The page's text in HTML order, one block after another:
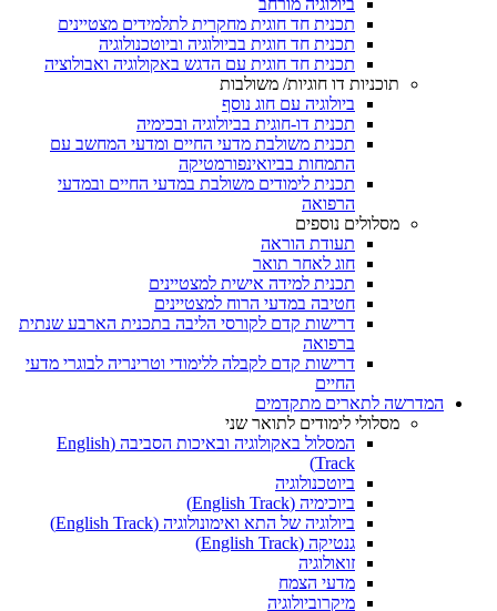
ביולוגיה מורחב
תכנית חד חוגית מחקרית לתלמידים מצטיינים
תכנית חד חוגית בביולוגיה וביוטכנולוגיה
תכנית חד חוגית עם הדגש באקולוגיה ואבולוציה
תוכניות דו חוגיות/ משולבות
ביולוגיה עם חוג נוסף
תכנית דו-חוגית בביולוגיה ובכימיה
תכנית משולבת מדעי החיים ומדעי המחשב עם
התמחות בביואינפורמטיקה
תכנית לימודים משולבת במדעי החיים ובמדעי
הרפואה
מסלולים נוספים
תעודת הוראה
חוג לאחר תואר
תכנית למידה אישית למצטיינים
חטיבה במדעי הרוח למצטיינים
דרישות קדם לקורסי הליבה בתכנית הארבע שנתית
ברפואה
דרישות קדם לקבלה ללימודי וטרינריה לבוגרי מדעי
החיים
המדרשה לתארים מתקדמים
מסלולי לימודים לתואר שני
המסלול באקולוגיה ובאיכות הסביבה (English
Track)
ביוטכנולוגיה
ביוכימיה (English Track)
ביולוגיה של התא ואימונולוגיה (English Track)
גנטיקה (English Track)
זואולוגיה
מדעי הצמח
מיקרוביולוגיה